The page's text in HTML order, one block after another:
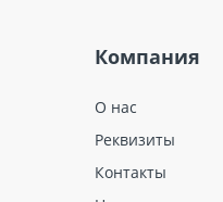
Компания
О нас
Реквизиты
Контакты